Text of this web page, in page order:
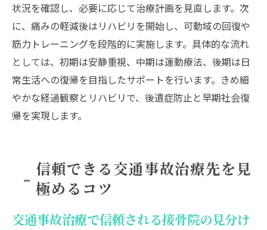
状況を確認し、必要に応じて治療計画を見直します。次
に、痛みの軽減後はリハビリを開始し、可動域の回復や
筋力トレーニングを段階的に実施します。具体的な流れ
としては、初期は安静重視、中期は運動療法、後期は日
常生活への復帰を目指したサポートを行います。きめ細
やかな経過観察とリハビリで、後遺症防止と早期社会復
帰を実現します。
信頼できる交通事故治療先を見
極めるコツ
交通事故治療で信頼される接骨院の見分け